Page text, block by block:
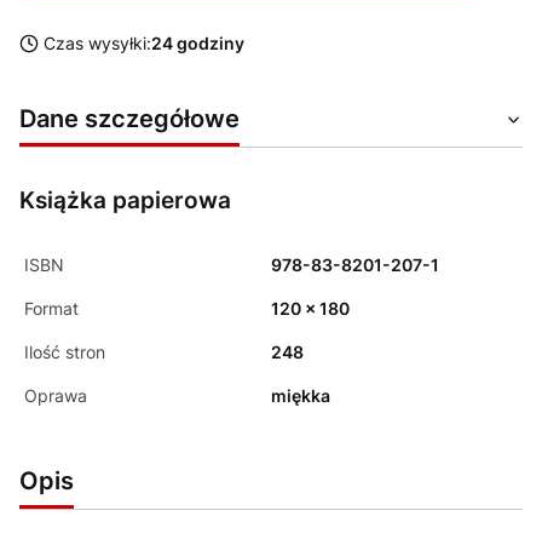
Czas wysyłki:24 godziny
Dane szczegółowe
Książka papierowa
ISBN 978-83-8201-207-1
Format 120 x 180
Ilość stron 248
Oprawa miękka
Opis